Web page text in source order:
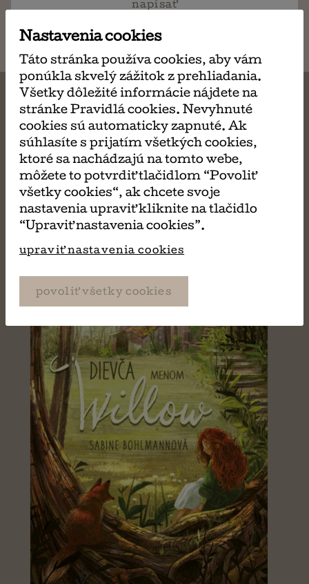
napísať
MÔŽE SA VÁM TIEŽ
PÁČIŤ
Nastavenia cookies
Táto stránka používa cookies, aby vám
ponúkla skvelý zážitok z prehliadania.
Všetky dôležité informácie nájdete na
stránke Pravidlá cookies. Nevyhnuté
cookies sú automaticky zapnuté. Ak
súhlasíte s prijatím všetkých cookies,
ktoré sa nachádzajú na tomto webe,
môžete to potvrdiť tlačidlom “Povoliť
všetky cookies“, ak chcete svoje
nastavenia upraviť kliknite na tlačidlo
“Upraviť nastavenia cookies”.
upraviť nastavenia cookies
povoliť všetky cookies